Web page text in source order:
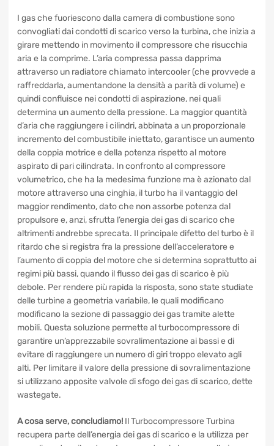
invece, è alloggiato in quello di aspirazione.
I gas che fuoriescono dalla camera di combustione sono
convogliati dai condotti di scarico verso la turbina, che
inizia a girare mettendo in movimento il compressore che
risucchia aria e la comprime. L’aria compressa passa
dapprima attraverso un radiatore chiamato intercooler
(che provvede a raffreddarla, aumentandone la densità a
parità di volume) e quindi confluisce nei condotti di
aspirazione, nei quali determina un aumento della
pressione. La maggior quantità d’aria che raggiungere i
cilindri, abbinata a un proporzionale incremento del
combustibile iniettato, garantisce un aumento della coppia
motrice e della potenza rispetto al motore aspirato di pari
cilindrata. In confronto al compressore volumetrico, che ha
la medesima funzione ma è azionato dal motore attraverso
una cinghia, il turbo ha il vantaggio del maggior rendimento,
dato che non assorbe potenza dal propulsore e, anzi,
sfrutta l’energia dei gas di scarico che altrimenti andrebbe
sprecata. Il principale difetto del turbo è il ritardo che si
registra fra la pressione dell’acceleratore e l’aumento di
coppia del motore che si determina soprattutto ai regimi più
bassi, quando il flusso dei gas di scarico è più debole. Per
rendere più rapida la risposta, sono state studiate delle
turbine a geometria variabile, le quali modificano
modificano la sezione di passaggio dei gas tramite alette
mobili. Questa soluzione permette al turbocompressore di
garantire un’apprezzabile sovralimentazione ai bassi e di
evitare di raggiungere un numero di giri troppo elevato agli
sovralimentazione si utilizzano apposite valvole di sfogo dei
gas di scarico, dette wastegate.